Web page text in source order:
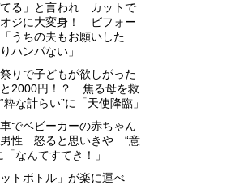
る」と言われ…カットで
ジに大変身！ ビフォー
うちの夫もお願いした
ハンパない」
祭りで子どもが欲しがった
2000円！？ 焦る母を救
粋な計らい”に「天使降臨」
車でベビーカーの赤ちゃん
男性 怒ると思いきや…“意
なんてすてき！」
トボトル」が楽に運べ